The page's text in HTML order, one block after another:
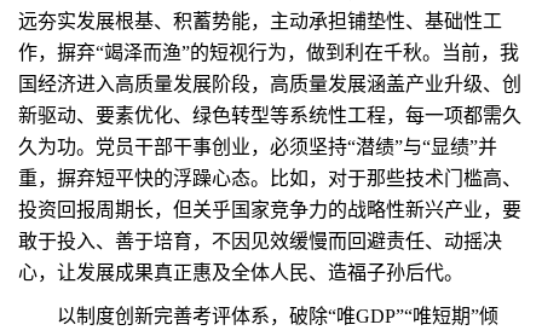
远夯实发展根基、积蓄势能，主动承担铺垫性、基础性工
作，摒弃“竭泽而渔”的短视行为，做到利在千秋。当前，我
国经济进入高质量发展阶段，高质量发展涵盖产业升级、创
新驱动、要素优化、绿色转型等系统性工程，每一项都需久
久为功。党员干部干事创业，必须坚持“潜绩”与“显绩”并
重，摒弃短平快的浮躁心态。比如，对于那些技术门槛高、
投资回报周期长，但关乎国家竞争力的战略性新兴产业，要
敢于投入、善于培育，不因见效缓慢而回避责任、动摇决
心，让发展成果真正惠及全体人民、造福子孙后代。
以制度创新完善考评体系，破除“唯GDP”“唯短期”倾